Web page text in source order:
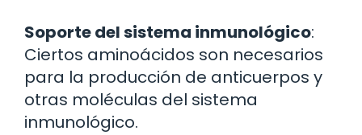
Soporte del sistema inmunológico:
Ciertos aminoácidos son necesarios
para la producción de anticuerpos y
otras moléculas del sistema
inmunológico.